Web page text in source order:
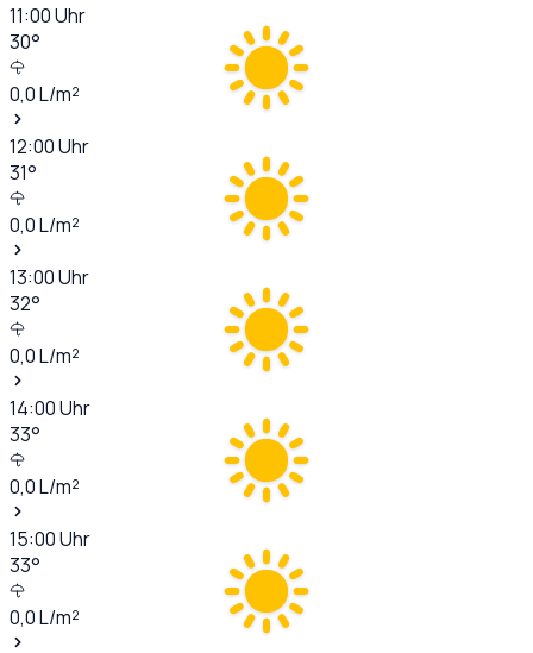
11:00Uhr
30°
0,0L/m²
12:00Uhr
31°
0,0L/m²
13:00Uhr
32°
0,0L/m²
14:00Uhr
33°
0,0L/m²
15:00Uhr
33°
0,0L/m²